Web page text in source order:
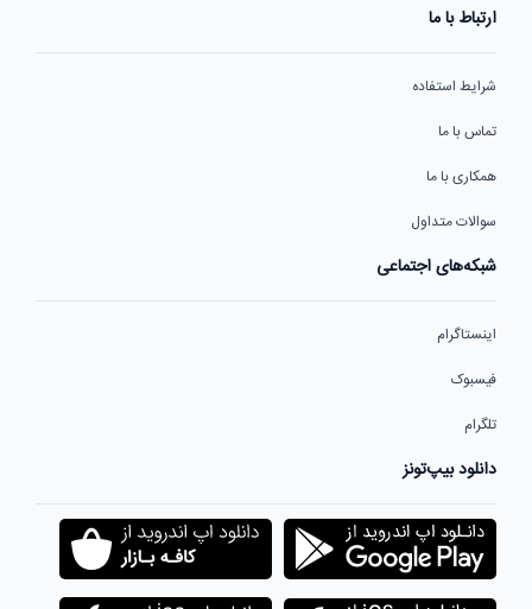
ارتباط با ما
شرایط استفاده
تماس با ما
همکاری با ما
سوالات متداول
شبکه‌های اجتماعی
اینستاگرام
فیسبوک
تلگرام
دانلود بیپ‌تونز